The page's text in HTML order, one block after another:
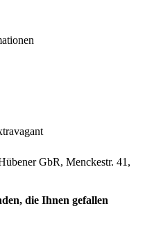
GbR, Menckestr. 41,
die Ihnen gefallen